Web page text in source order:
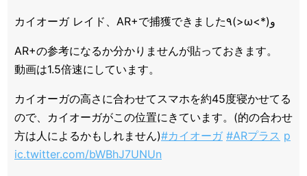
カイオーガ レイド、AR+で捕獲できました٩(>ω<*)و
AR+の参考になるか分かりませんが貼っておきます。
動画は1.5倍速にしています。
カイオーガの高さに合わせてスマホを約45度寝かせてる
ので、カイオーガがこの位置にきています。(的の合わせ
方は人によるかもしれません)#カイオーガ #ARプラス p
ic.twitter.com/bWBhJ7UNUn